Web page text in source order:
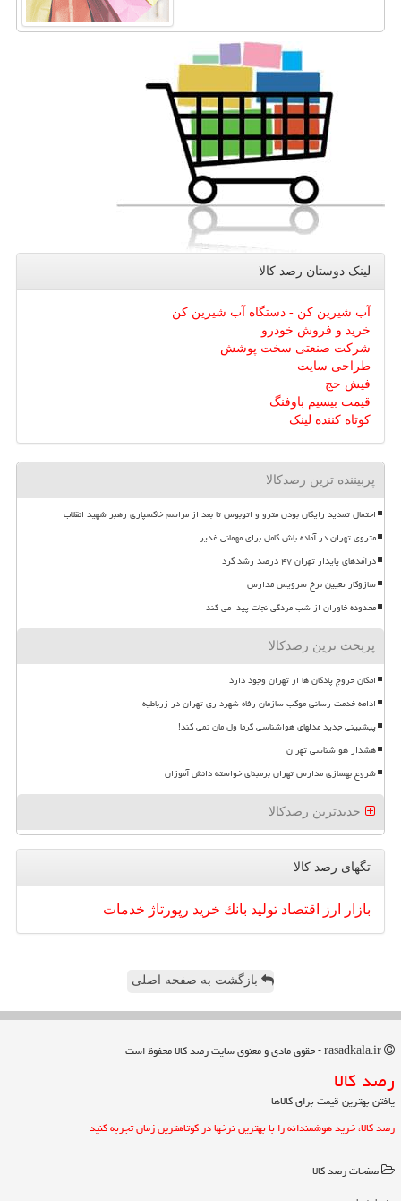
لینک دوستان رصد كالا
آب شیرین کن - دستگاه آب شیرین کن
خرید و فروش خودرو
شرکت صنعتی سخت پوشش
طراحی سایت
فیش حج
قیمت بیسیم باوفنگ
کوتاه کننده لینک
پربیننده ترین رصدکالا
احتمال تمدید رایگان بودن مترو و اتوبوس تا بعد از مراسم خاکسپاری رهبر شهید انقلاب
متروی تهران در آماده باش کامل برای مهمانی غدیر
درآمدهای پایدار تهران ۴۷ درصد رشد کرد
سازوکار تعیین نرخ سرویس مدارس
محدوده خاوران از شب مردگی نجات پیدا می کند
پربحث ترین رصدکالا
امکان خروج پادگان ها از تهران وجود دارد
ادامه خدمت رسانی موکب سازمان رفاه شهرداری تهران در زرباطیه
پیشبینی جدید مدلهای هواشناسی گرما ول مان نمی کند!
هشدار هواشناسی تهران
شروع بهسازی مدارس تهران برمبنای خواسته دانش آموزان
جدیدترین رصدکالا
تگهای رصد كالا
بازار ارز اقتصاد تولید بانك خرید رپورتاژ خدمات
بازگشت به صفحه اصلی
رصد كالا
یافتن بهترین قیمت برای کالاها
رصد کالا، خرید هوشمندانه را با بهترین نرخها در کوتاهترین زمان تجربه کنید
صفحات رصد كالا